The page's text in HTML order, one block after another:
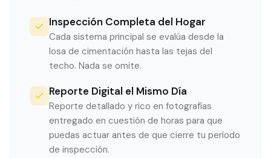
Inspección Completa del Hogar
Cada sistema principal se evalúa desde la
losa de cimentación hasta las tejas del
techo. Nada se omite.
Reporte Digital el Mismo Día
Reporte detallado y rico en fotografías
entregado en cuestión de horas para que
puedas actuar antes de que cierre tu período
de inspección.